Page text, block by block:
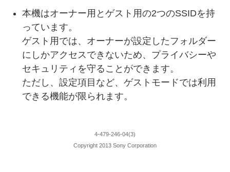
本機はオーナー用とゲスト用の2つのSSIDを持
っています。
ゲスト用では、オーナーが設定したフォルダー
にしかアクセスできないため、プライバシーや
セキュリティを守ることができます。
ただし、設定項目など、ゲストモードでは利用
できる機能が限られます。
4-479-246-04(3)
Copyright 2013 Sony Corporation